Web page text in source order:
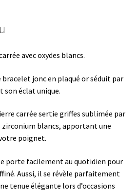
avec oxydes blancs.
jonc en plaqué or séduit par
son éclat unique.
carrée sertie griffes sublimée par
zirconium blancs, apportant une
poignet.
porte facilement au quotidien pour
Aussi, il se révèle parfaitement
tenue élégante lors d’occasions